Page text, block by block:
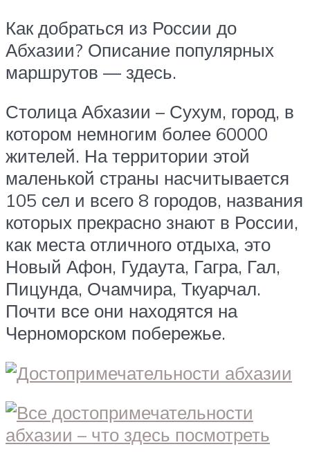
Как добраться из России до
Абхазии? Описание популярных
маршрутов — здесь.
Столица Абхазии – Сухум, город, в
котором немногим более 60000
жителей. На территории этой
маленькой страны насчитывается
105 сел и всего 8 городов, названия
которых прекрасно знают в России,
как места отличного отдыха, это
Новый Афон, Гудаута, Гагра, Гал,
Пицунда, Очамчира, Ткуарчал.
Почти все они находятся на
Черноморском побережье.